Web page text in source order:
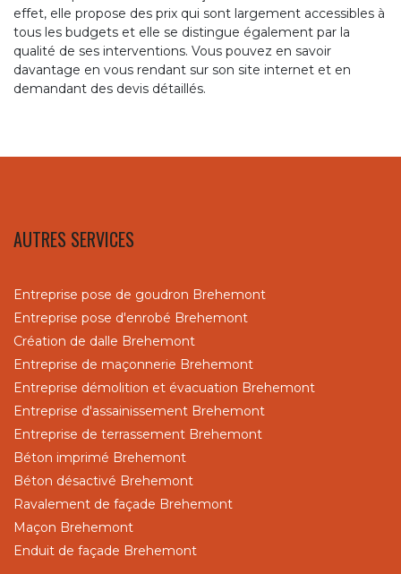
effet, elle propose des prix qui sont largement accessibles à
tous les budgets et elle se distingue également par la
qualité de ses interventions. Vous pouvez en savoir
davantage en vous rendant sur son site internet et en
demandant des devis détaillés.
AUTRES SERVICES
Entreprise pose de goudron Brehemont
Entreprise pose d'enrobé Brehemont
Création de dalle Brehemont
Entreprise de maçonnerie Brehemont
Entreprise démolition et évacuation Brehemont
Entreprise d'assainissement Brehemont
Entreprise de terrassement Brehemont
Béton imprimé Brehemont
Béton désactivé Brehemont
Ravalement de façade Brehemont
Maçon Brehemont
Enduit de façade Brehemont